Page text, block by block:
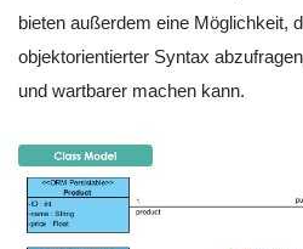
bieten außerdem eine Möglichkeit,
objektorientierter Syntax
und wartbarer machen kann.